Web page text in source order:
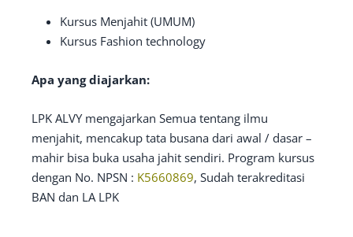
Kursus Menjahit (UMUM)
Kursus Fashion technology
Apa yang diajarkan:
LPK ALVY mengajarkan Semua tentang ilmu
menjahit, mencakup tata busana dari awal / dasar –
mahir bisa buka usaha jahit sendiri. Program kursus
dengan No. NPSN : K5660869, Sudah terakreditasi
BAN dan LA LPK